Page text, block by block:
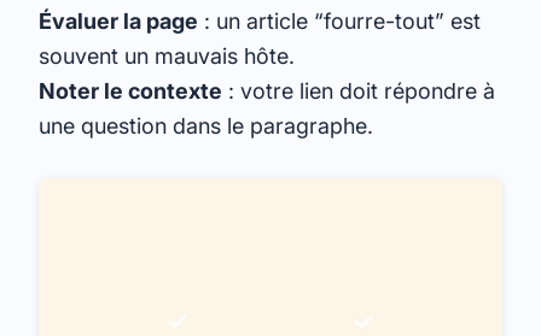
Évaluer la page : un article “fourre-tout” est
souvent un mauvais hôte.
Noter le contexte : votre lien doit répondre à
une question dans le paragraphe.